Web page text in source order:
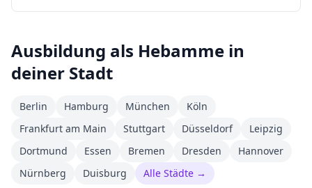
Ausbildung als Hebamme in
deiner Stadt
Berlin Hamburg München
Köln
Frankfurt am Main
Stuttgart Düsseldorf
Leipzig
Dortmund
Essen Bremen Dresden
Hannover
Nürnberg
Duisburg Alle Städte →